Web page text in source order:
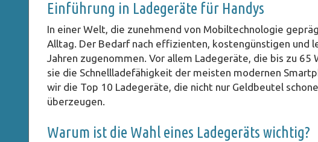
Einführung in Ladegeräte für Handys
In einer Welt, die zunehmend von Mobiltechnologie
Alltag. Der Bedarf nach effizienten, kostengünstigen und
Jahren zugenommen. Vor allem Ladegeräte, die bis zu
sie die Schnellladefähigkeit der meisten modernen
wir die Top 10 Ladegeräte, die nicht nur Geldbeutel
überzeugen.
Warum ist die Wahl eines Ladegeräts wichtig?